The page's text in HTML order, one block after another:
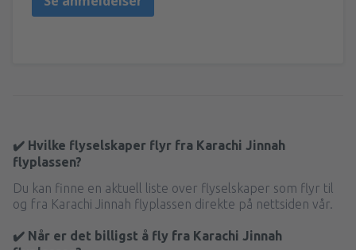
✔️ Hvilke flyselskaper flyr fra Karachi Jinnah
flyplassen?
Du kan finne en aktuell liste over flyselskaper som flyr til
og fra Karachi Jinnah flyplassen direkte på nettsiden vår.
✔️ Når er det billigst å fly fra Karachi Jinnah